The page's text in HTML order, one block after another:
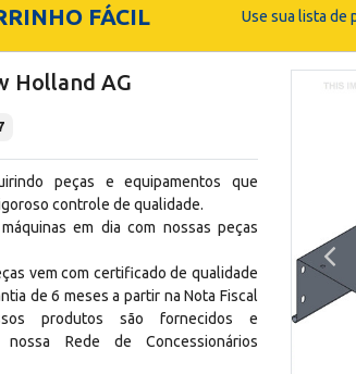
FÁCIL Use sua lista de
Holland AG
peças e equipamentos que
controle de qualidade.
em dia com nossas peças
vem com certificado de qualidade
de 6 meses a partir na Nota Fiscal
produtos são fornecidos e
Rede de Concessionários